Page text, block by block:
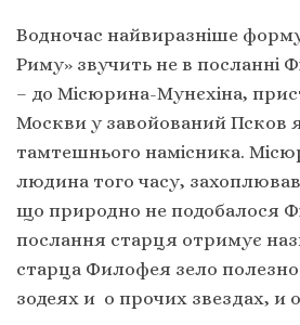
Водночас найвиразніше
Риму» звучить не в посланні
– до Місюрина-Мунєхіна,
Москви у завойований Псков
тамтешнього намісника.
людина того часу,
що природно не подобалося
послання старця отримує
старца Филофея зело
зодеях и о прочих звездах, и